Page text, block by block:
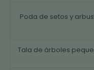
Poda de setos y
Tala de árboles